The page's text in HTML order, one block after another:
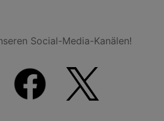
Social-Media-Kanälen!